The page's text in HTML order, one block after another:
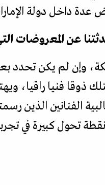
داخل دولة
عن المعروضات
وإن لم يكن تحدد بعد
ذوقا فنيا راقيا،
الفنانين الذين
تحول كبيرة في